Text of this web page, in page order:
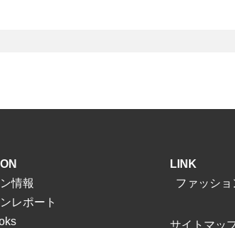
情報
レポート
LINK
ファッショ
サイトマッ